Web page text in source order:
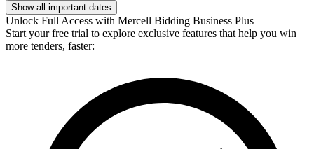
Show all important dates
Unlock Full Access with Mercell Bidding Business Plus
Start your free trial to explore exclusive features that help you win
more tenders, faster: